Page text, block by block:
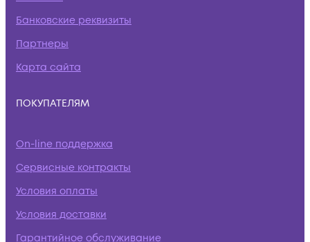
Банковские реквизиты
Партнеры
Карта сайта
ПОКУПАТЕЛЯМ
On-line поддержка
Сервисные контракты
Условия оплаты
Условия доставки
Гарантийное обслуживание